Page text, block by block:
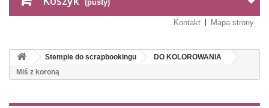
(pusty)
Kontakt Mapa strony
Stemple do scrapbookingu
DO KOLOROWANIA
Miś z koroną